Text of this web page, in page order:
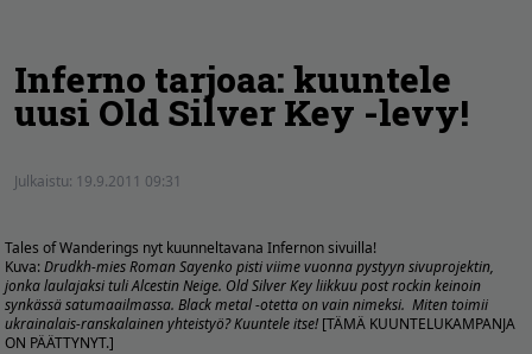
Inferno tarjoaa: kuuntele
uusi Old Silver Key -levy!
Julkaistu: 19.9.2011 09:31
Tales of Wanderings nyt kuunneltavana Infernon sivuilla!
Kuva:Drudkh-mies Roman Sayenko pisti viime vuonna pystyyn sivuprojektin,
jonka laulajaksi tuli Alcestin Neige. Old Silver Key liikkuu post rockin keinoin
synkässä satumaailmassa. Black metal -otetta on vain nimeksi. Miten toimii
ukrainalais-ranskalainen yhteistyö? Kuuntele itse! [TÄMÄ KUUNTELUKAMPANJA
ON PÄÄTTYNYT.]